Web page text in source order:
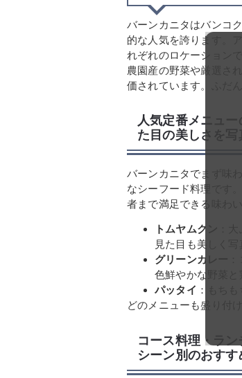
バーンカニタはバンコ
的な人気を誇ります。
れぞれのロケーション
農園産の野菜や厳選さ
価されています。ふだ
人気定番メニュ
た目の美しさを
バーンカニタでまず味
なシーフード料理です
者まで満足できる味わ
トムヤムクン
：
見た目も美しく写
グリーンカレー
色鮮やかな野菜
パッタイ ：もち
どのメニューも盛り付
コース料理・ラ
シーン別のおす